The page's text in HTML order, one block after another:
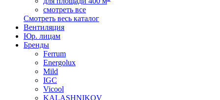
смотреть все
Смотреть весь каталог
Вентиляция
Юр. лицам
Бренды
Ferrum
Energolux
Mild
IGC
Vicool
KALASHNIKOV